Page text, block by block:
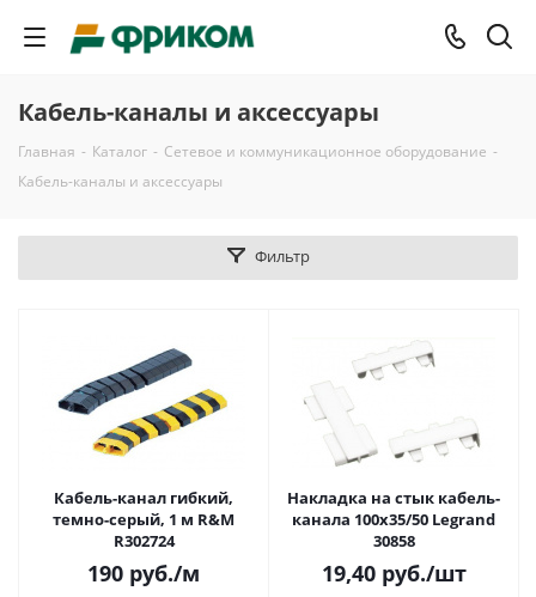
Кабель-каналы и аксессуары
Главная - Каталог - Сетевое и коммуникационное оборудование -
Кабель-каналы и аксессуары
Фильтр
Кабель-канал гибкий,
темно-серый, 1 м R&M
R302724
190 руб./м
Накладка на стык кабель-
канала 100x35/50 Legrand
30858
19,40руб./шт